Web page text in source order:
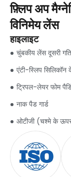
फ़्लिप अप
विनिमेय लेंस
हाइलाइट
चुंबकीय लेंस दूसरी
एंटी-स्लिप
ट्रिपल-लेयर फोम
नाक पैड गार्ड
ओटीजी (चश्मे के